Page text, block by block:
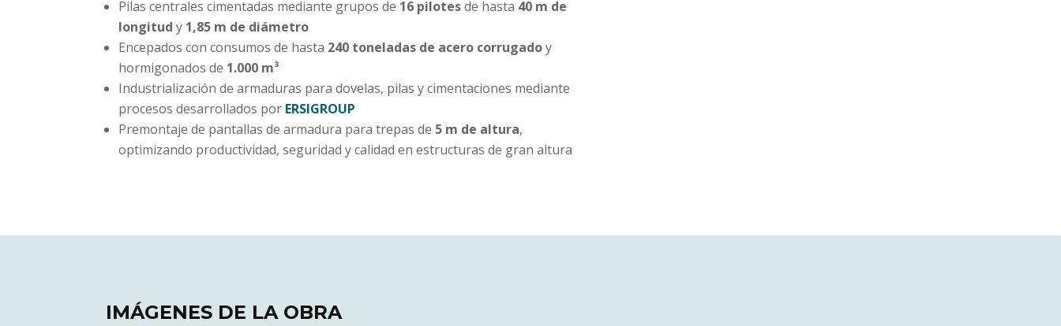
Pilas centrales cimentadas mediante grupos de 16 pilotesde hasta 40 m de
longitud y 1,85 m de diámetro
Encepados con consumos de hasta 240 toneladas de acero corrugadoy
hormigonados de 1.000 m³
Industrialización de armaduras para dovelas, pilas y cimentaciones mediante
procesos desarrollados por ERSIGROUP
Premontaje de pantallas de armadura para trepas de 5 m de altura,
optimizando productividad, seguridad y calidad en estructuras de gran altura
IMÁGENES DE LA OBRA